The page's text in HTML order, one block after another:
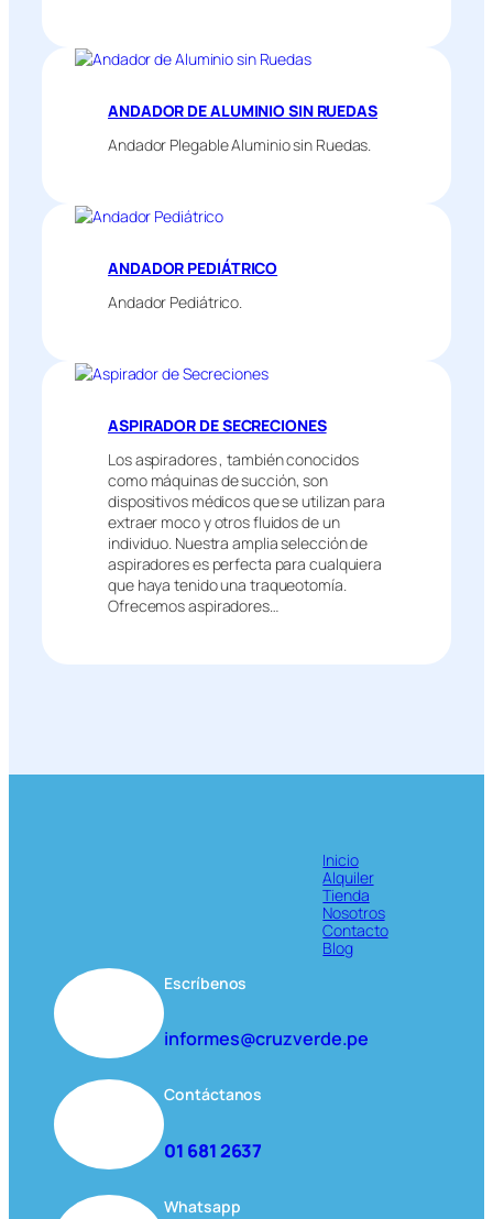
ANDADOR DE ALUMINIO SIN RUEDAS
Andador Plegable Aluminio sin Ruedas.
ANDADOR PEDIÁTRICO
Andador Pediátrico.
ASPIRADOR DE SECRECIONES
Los aspiradores , también conocidos
como máquinas de succión, son
dispositivos médicos que se utilizan para
extraer moco y otros fluidos de un
individuo. Nuestra amplia selección de
aspiradores es perfecta para cualquiera
que haya tenido una traqueotomía.
Ofrecemos aspiradores…
Inicio
Alquiler
Tienda
Nosotros
Contacto
Blog
Escríbenos
informes@cruzverde.pe
Contáctanos
01 681 2637
Whatsapp